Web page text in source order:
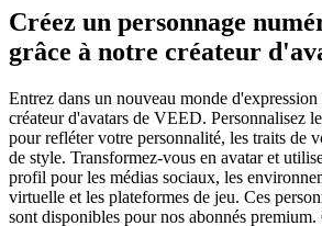
Créez un personnage
grâce à notre créateur
Entrez dans un nouveau monde
créateur d'avatars de VEED. Personnalisez
pour refléter votre personnalité, les traits de
de style. Transformez-vous en avatar et
profil pour les médias sociaux, les
virtuelle et les plateformes de jeu. Ces
sont disponibles pour nos abonnés